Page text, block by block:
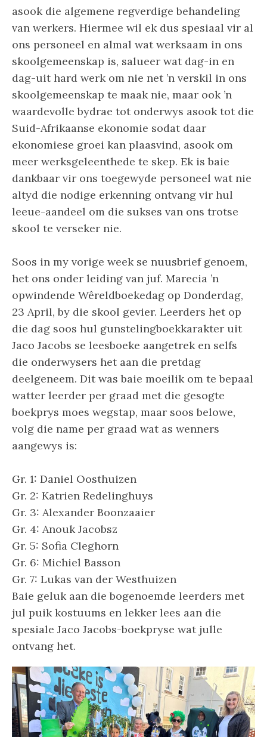
asook die algemene regverdige behandeling
van werkers. Hiermee wil ek dus spesiaal vir al
ons personeel en almal wat werksaam in ons
skoolgemeenskap is, salueer wat dag-in en
dag-uit hard werk om nie net ’n verskil in ons
skoolgemeenskap te maak nie, maar ook ’n
waardevolle bydrae tot onderwys asook tot die
Suid-Afrikaanse ekonomie sodat daar
ekonomiese groei kan plaasvind, asook om
meer werksgeleenthede te skep. Ek is baie
dankbaar vir ons toegewyde personeel wat nie
altyd die nodige erkenning ontvang vir hul
leeue-aandeel om die sukses van ons trotse
skool te verseker nie.
Soos in my vorige week se nuusbrief genoem,
het ons onder leiding van juf. Marecia ’n
opwindende Wêreldboekedag op Donderdag,
23 April, by die skool gevier. Leerders het op
die dag soos hul gunstelingboekkarakter uit
Jaco Jacobs se leesboeke aangetrek en selfs
die onderwysers het aan die pretdag
deelgeneem. Dit was baie moeilik om te bepaal
watter leerder per graad met die gesogte
boekprys moes wegstap, maar soos belowe,
volg die name per graad wat as wenners
aangewys is:
Gr. 1: Daniel Oosthuizen
Gr. 2: Katrien Redelinghuys
Gr. 3: Alexander Boonzaaier
Gr. 4: Anouk Jacobsz
Gr. 5: Sofia Cleghorn
Gr. 6: Michiel Basson
Gr. 7: Lukas van der Westhuizen
Baie geluk aan die bogenoemde leerders met
jul puik kostuums en lekker lees aan die
spesiale Jaco Jacobs-boekpryse wat julle
ontvang het.